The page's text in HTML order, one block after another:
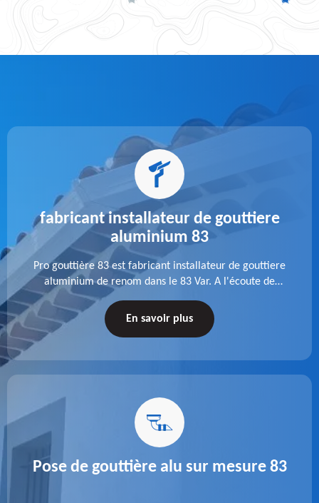
fabricant installateur de gouttiere
aluminium 83
Pro gouttière 83 est fabricant installateur de gouttiere
aluminium de renom dans le 83 Var. A l'écoute de
chaque besoin, notre équipe veille à réaliser des
gouttières performantes, durables et à la hauteur de
En savoir plus
Pose de gouttière alu sur mesure 83